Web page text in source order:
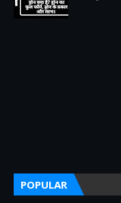
POPULAR